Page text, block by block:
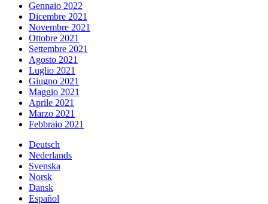
Gennaio 2022
Dicembre 2021
Novembre 2021
Ottobre 2021
Settembre 2021
Agosto 2021
Luglio 2021
Giugno 2021
Maggio 2021
Aprile 2021
Marzo 2021
Febbraio 2021
Deutsch
Nederlands
Svenska
Norsk
Dansk
Español